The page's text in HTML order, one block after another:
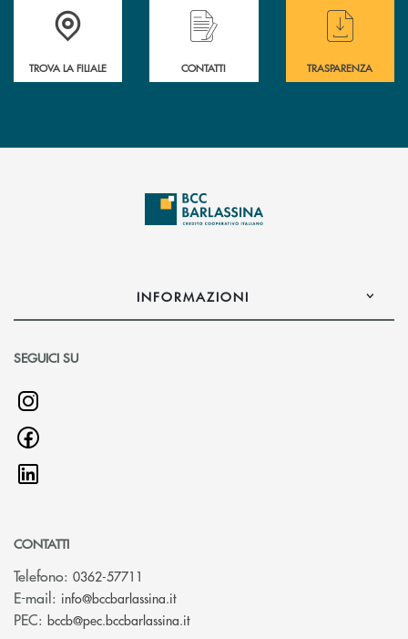
Accedi all' elenco completo delle filiali di BCC Barlassina.
TROVA LA FILIALE
Hai bisogno di assistenza immediata ?
CONTATTI
Hai bisogno di
TRASPARENZA
INFORMAZIONI
SEGUICI SU
CONTATTI
Telefono: 0362-57711
E-mail: info@bccbarlassina.it(si apre l’app di posta elettronica)
PEC: bccb@pec.bccbarlassina.it(si apre l’app di posta elettronica)